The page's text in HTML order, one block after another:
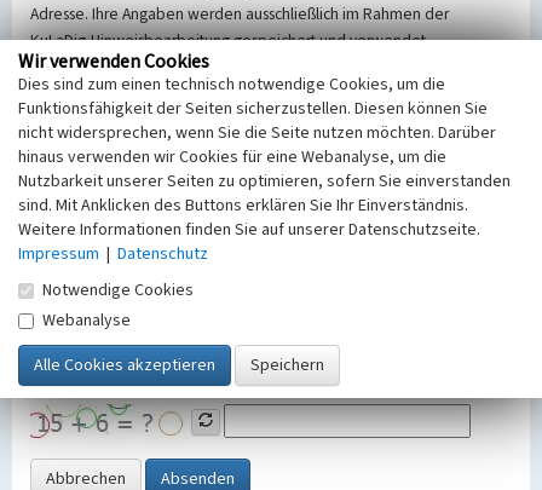
Adresse. Ihre Angaben werden ausschließlich im Rahmen der
KuLaDig-Hinweisbearbeitung gespeichert und verwendet.
Selbstverständlich werden diese entsprechend der Vorschriften des
Telemediengesetzes, des Datenschutzgesetzes NRW und der seit
dem 25.05.2018 gültigen Europäischen Datenschutzgrundverordnung
(EU-DSGVO) vertraulich behandelt, beachten Sie bitte unsere
Hinweise zumDatenschutz
Nachricht
SicherheitsabfrageTragen Sie unten das Rechenergebnis aus der
Grafik ein
Abbrechen Absenden
Wir verwenden Cookies
Dies sind zum einen technisch notwendige Cookies, um die
Funktionsfähigkeit der Seiten sicherzustellen. Diesen können Sie
nicht widersprechen, wenn Sie die Seite nutzen möchten. Darüber
hinaus verwenden wir Cookies für eine Webanalyse, um die
Nutzbarkeit unserer Seiten zu optimieren, sofern Sie einverstanden
sind. Mit Anklicken des Buttons erklären Sie Ihr Einverständnis.
Weitere Informationen finden Sie auf unserer Datenschutzseite.
Impressum | Datenschutz
Notwendige Cookies
Webanalyse